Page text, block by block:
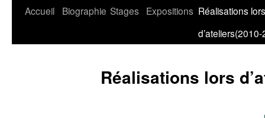
Aller
Accueil Biographie Stages Expositions Réalisations lors
Réalisations lors